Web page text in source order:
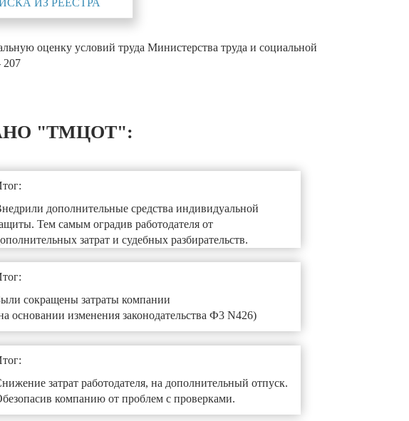
оценку условий труда Министерства труда и социальной
207
АНО "ТМЦОТ":
дополнительные средства индивидуальной
Тем самым оградив работодателя от
затрат и судебных разбирательств.
сокращены затраты компании
основании изменения законодательства Ф3 N426)
затрат работодателя, на дополнительный отпуск.
компанию от проблем с проверками.